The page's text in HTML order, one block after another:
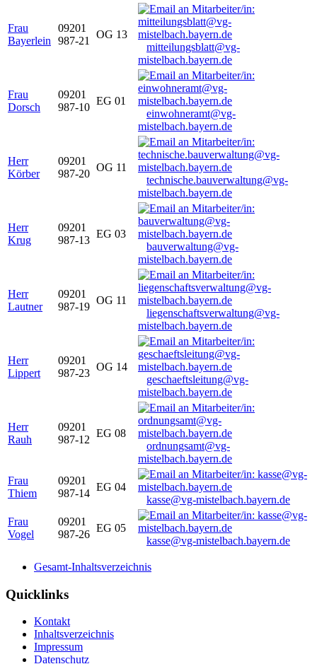
Frau
Bayerlein
09201
987-21
OG 13
mitteilungsblatt@vg-
mistelbach.bayern.de
Frau
Dorsch
09201
987-10
EG 01
einwohneramt@vg-
mistelbach.bayern.de
Herr
Körber
09201
987-20
OG 11
technische.bauverwaltung@vg-
mistelbach.bayern.de
Herr
Krug
09201
987-13
EG 03
bauverwaltung@vg-
mistelbach.bayern.de
Herr
Lautner
09201
987-19
OG 11
liegenschaftsverwaltung@vg-
mistelbach.bayern.de
Herr
Lippert
09201
987-23
OG 14
geschaeftsleitung@vg-
mistelbach.bayern.de
Herr
Rauh
09201
987-12
EG 08
ordnungsamt@vg-
mistelbach.bayern.de
Frau
Thiem
09201
987-14
EG 04
kasse@vg-mistelbach.bayern.de
Frau
Vogel
09201
987-26
EG 05
kasse@vg-mistelbach.bayern.de
Gesamt-Inhaltsverzeichnis
Quicklinks
Kontakt
Inhaltsverzeichnis
Impressum
Datenschutz